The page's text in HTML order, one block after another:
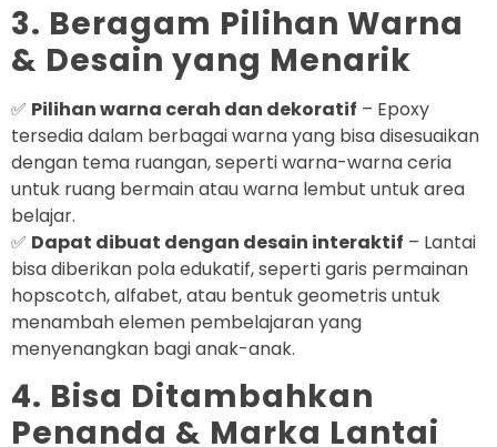
3. Beragam Pilihan Warna
& Desain yang Menarik
✅ Pilihan warna cerah dan dekoratif – Epoxy
tersedia dalam berbagai warna yang bisa disesuaikan
dengan tema ruangan, seperti warna-warna ceria
untuk ruang bermain atau warna lembut untuk area
belajar.
✅ Dapat dibuat dengan desain interaktif – Lantai
bisa diberikan pola edukatif, seperti garis permainan
hopscotch, alfabet, atau bentuk geometris untuk
menambah elemen pembelajaran yang
menyenangkan bagi anak-anak.
4. Bisa Ditambahkan
Penanda & Marka Lantai